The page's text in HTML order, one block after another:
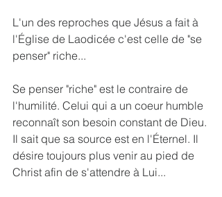
L'un des reproches que Jésus a fait à
l'Église de Laodicée c'est celle de "se
penser" riche...
Se penser "riche" est le contraire de
l'humilité. Celui qui a un coeur humble
reconnaît son besoin constant de Dieu.
Il sait que sa source est en l'Éternel. Il
désire toujours plus venir au pied de
Christ afin de s'attendre à Lui...